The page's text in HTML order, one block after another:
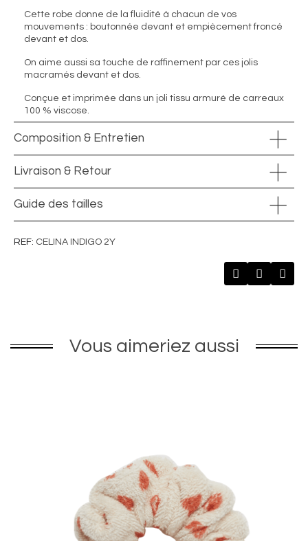
Cette robe donne de la fluidité à chacun de vos
mouvements : boutonnée devant et empiècement froncé
devant et dos.
On aime aussi sa touche de raffinement par ces jolis
macramés devant et dos.
Conçue et imprimée dans un joli tissu armuré de carreaux
100 % viscose.
Composition & Entretien
Livraison & Retour
Guide des tailles
REF CELINA INDIGO 2Y
Vous aimeriez aussi